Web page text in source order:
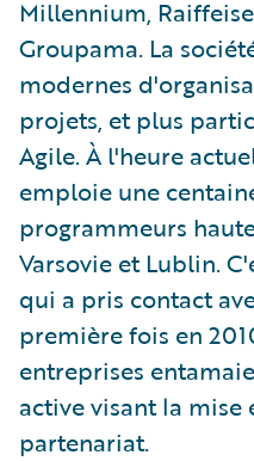
Millennium,
Groupama. La
modernes
projets, et plus
Agile. À l'heure
emploie une
programmeurs
Varsovie et Lublin.
qui a pris contact
première fois en
entreprises
active visant la
partenariat.